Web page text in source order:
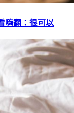
嗨翻：很可以